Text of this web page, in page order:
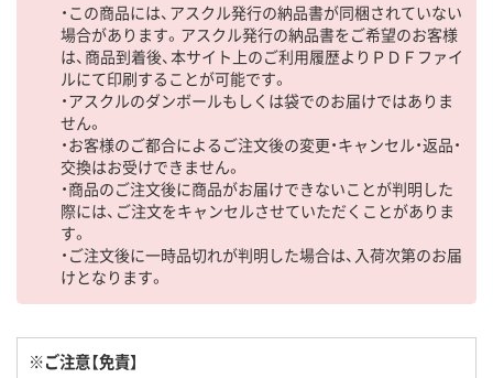
・この商品には、アスクル発行の納品書が同梱されていない
場合があります。アスクル発行の納品書をご希望のお客様
は、商品到着後、本サイト上のご利用履歴よりＰＤＦファイ
ルにて印刷することが可能です。
・アスクルのダンボールもしくは袋でのお届けではありま
せん。
・お客様のご都合によるご注文後の変更・キャンセル・返品・
交換はお受けできません。
・商品のご注文後に商品がお届けできないことが判明した
際には、ご注文をキャンセルさせていただくことがありま
す。
・ご注文後に一時品切れが判明した場合は、入荷次第のお届
けとなります。
※ご注意【免責】